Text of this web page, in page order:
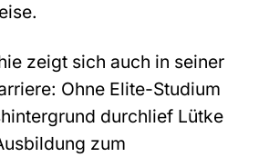
zeigt sich auch in seiner
Ohne Elite-Studium
durchlief Lütke
zum